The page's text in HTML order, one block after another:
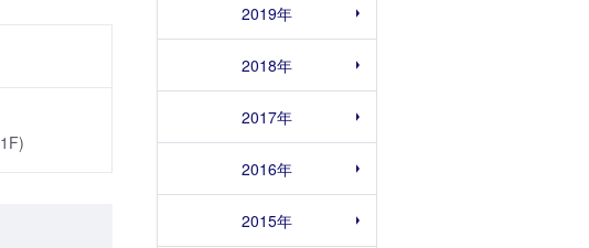
2019年
2018年
2017年
2016年
2015年